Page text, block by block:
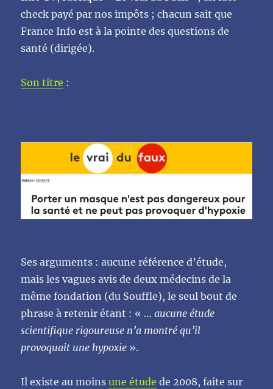
check payé par nos impôts ; chacun sait que
France Info est à la pointe des questions de
santé (dirigée).
Son titre :
Ses arguments : aucune référence d’étude,
mais les vagues avis de deux médecins de la
même fondation (du Souffle), le seul bout de
phrase à retenir étant : « …aucune étude
scientifique rigoureuse n’a montré qu’il
provoquait une hypoxie ».
Il existe au moinsune étude de 2008, faite sur